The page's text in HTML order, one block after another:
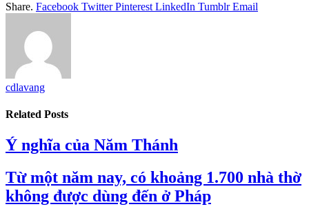
Share. Facebook Twitter Pinterest LinkedIn Tumblr Email
cdlavang
Related Posts
Ý nghĩa của Năm Thánh
Từ một năm nay, có khoảng 1.700 nhà thờ
không được dùng đến ở Pháp